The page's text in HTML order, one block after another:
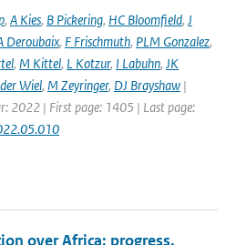
, A Kies, B Pickering, HC Bloomfield, J
Deroubaix, F Frischmuth, PLM Gonzalez,
, M Kittel, L Kotzur, I Labuhn, JK
Wiel, M Zeyringer, DJ Brayshaw |
2022 | First page: 1405 | Last page:
over Africa: progress,